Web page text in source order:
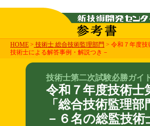
HOME > 技術士 総合技術監理部門 > 令和７年度
技術士による解答事例・解説つき－
技術士第二次試験必勝ガイ
令和７年度技術士
「総合技術監理
－６名の総監技